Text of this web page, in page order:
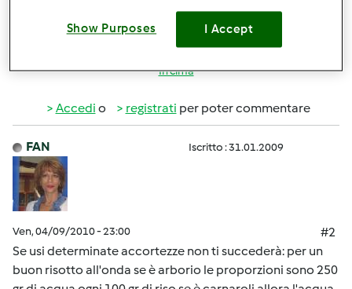
In cima
Accedi o registrati per poter commentare
FAN Iscritto : 31.01.2009
Ven, 04/09/2010 - 23:00
#2
Se usi determinate accortezze non ti succederà: per un
buon risotto all'onda se è arborio le proporzioni sono 250
Show Purposes I Accept